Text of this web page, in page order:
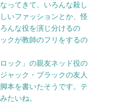
ってきて、いろんな殺し
いファッションとか、怪
んな役を演じ分けるの
クが教師のフリをするの
ック」の親友ネッド役の
ャック・ブラックの友人
本を書いたそうです。テ
たいね。